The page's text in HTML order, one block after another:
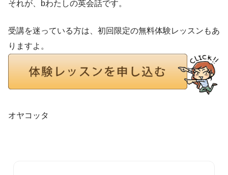
それが、bわたしの英会話です。
受講を迷っている方は、初回限定の無料体験レッスンもあ
りますよ。
オヤコッタ